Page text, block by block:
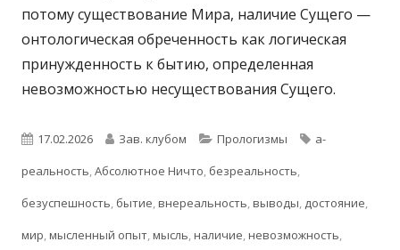
потому существование Мира, наличие Сущего —
онтологическая обреченность как логическая
принужденность к бытию, определенная
невозможностью несуществования Сущего.
Опубликовано
17.02.2026 Автор
Зав. клубом Рубрики
Прологизмы Метки
а-
реальность,Абсолютное Ничто, безреальность,
безуспешность, бытие,внереальность,выводы, достояние,
мир,мысленный опыт,мысль,наличие,невозможность,